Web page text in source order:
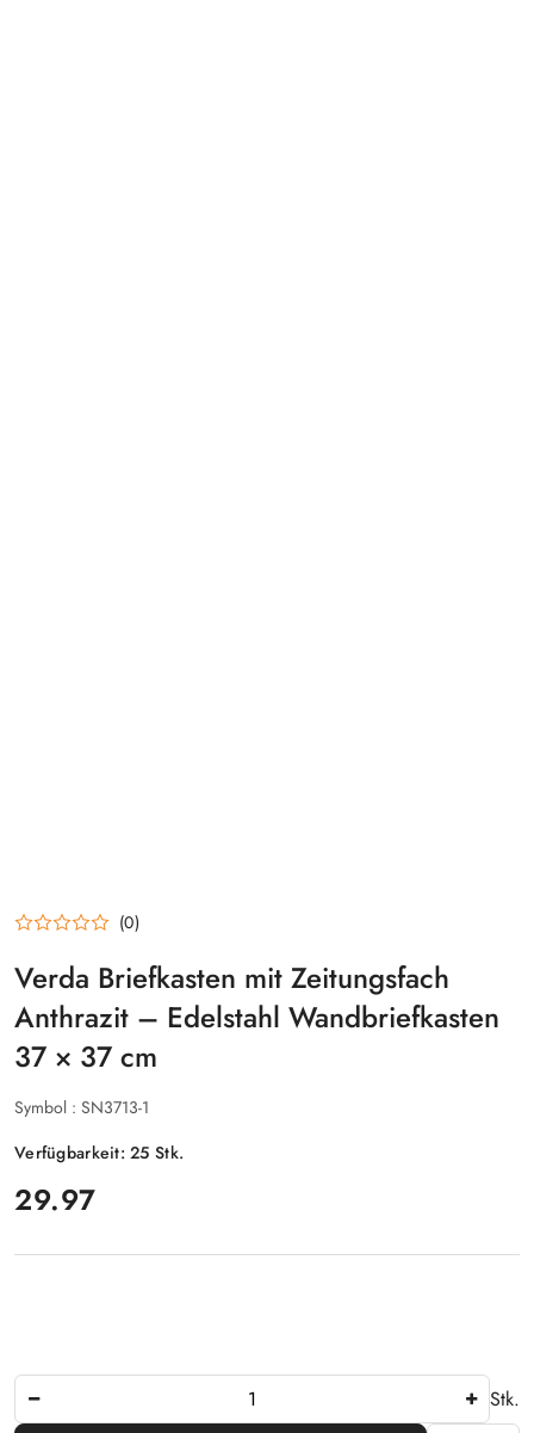
(0)
Verda Briefkasten mit Zeitungsfach
Anthrazit – Edelstahl Wandbriefkasten
37 × 37 cm
Symbol : SN3713-1
Verfügbarkeit:25Stk.
preis:
29.97
Stk.